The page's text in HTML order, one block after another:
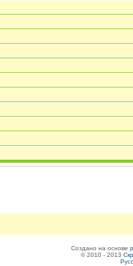
Создано на основе
© 2010 - 2013